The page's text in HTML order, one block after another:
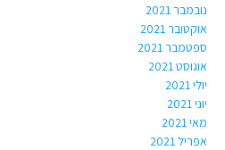
נובמבר 2021
אוקטובר 2021
ספטמבר 2021
אוגוסט 2021
יולי 2021
יוני 2021
מאי 2021
אפריל 2021